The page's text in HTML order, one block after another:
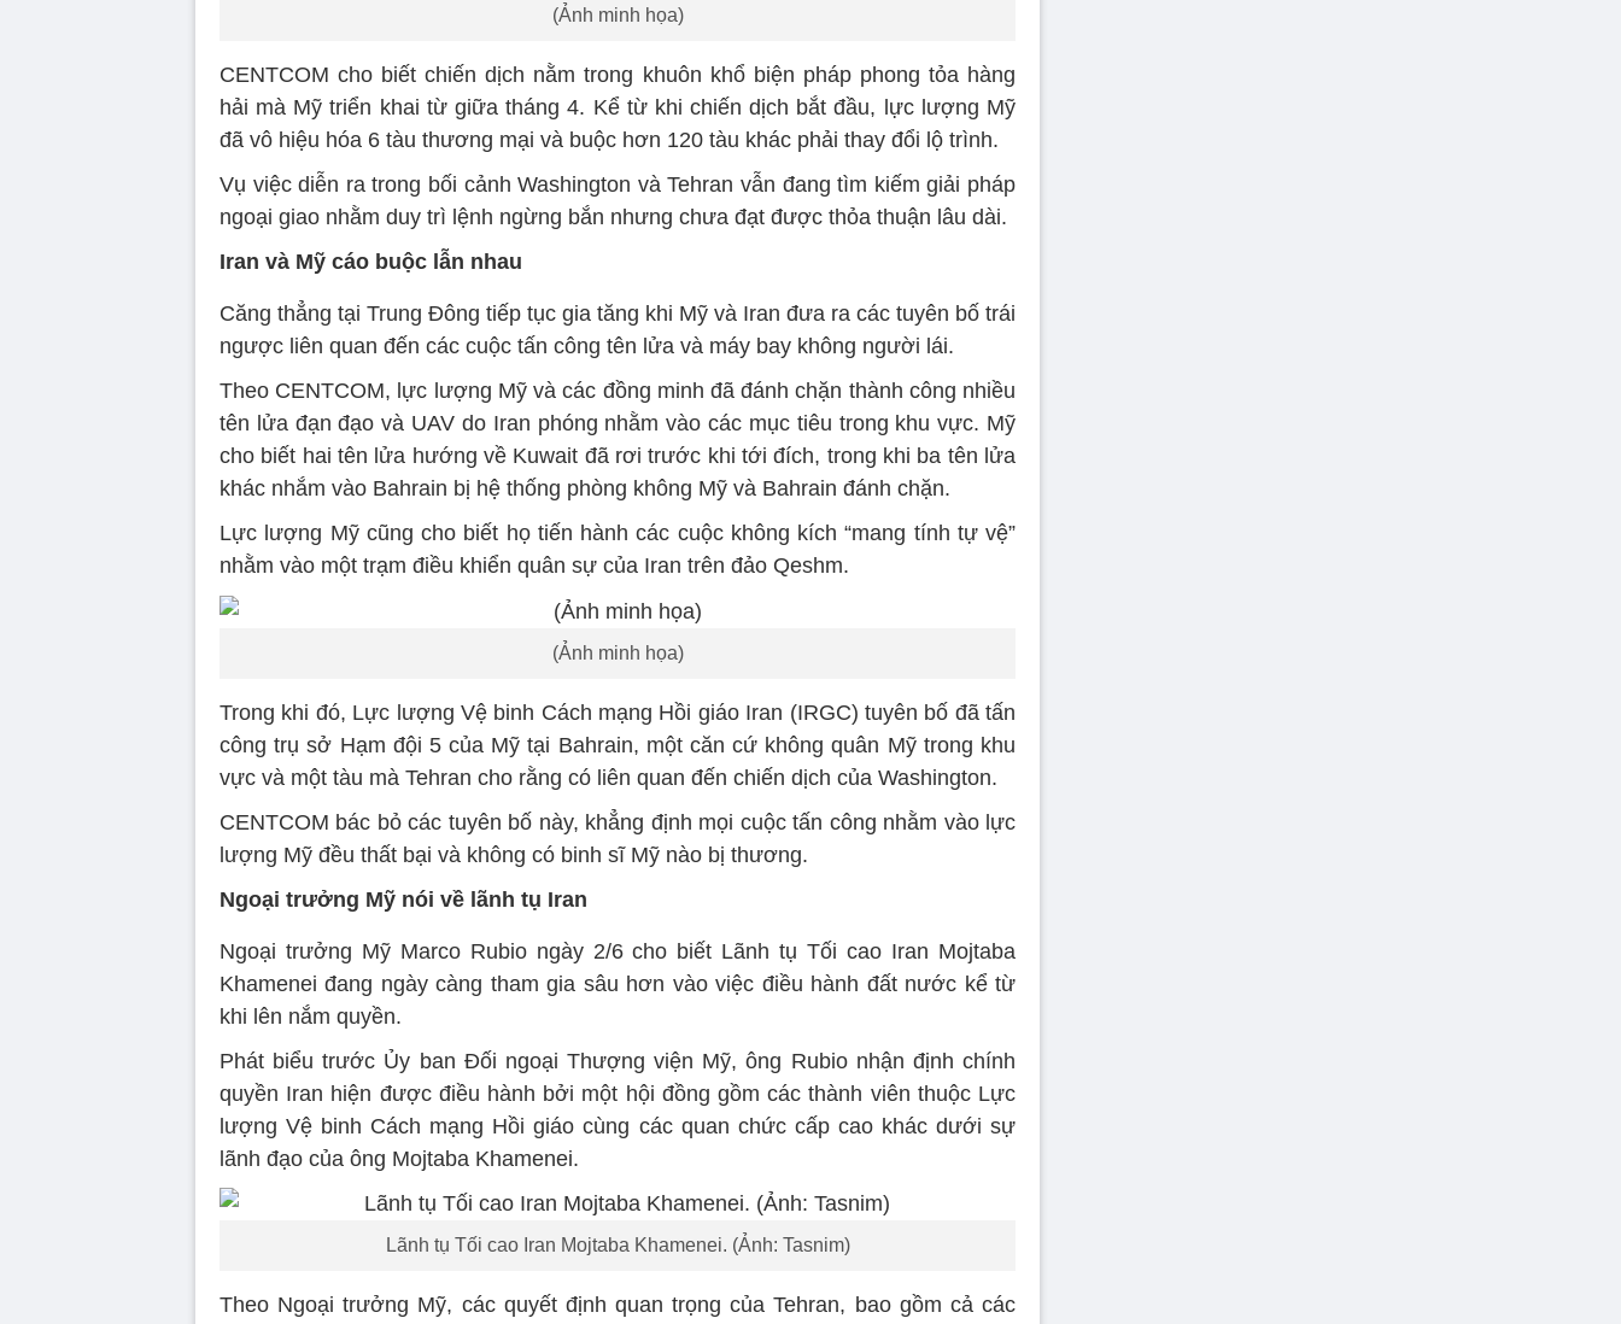
(Ảnh minh họa)
CENTCOM cho biết chiến dịch nằm trong khuôn khổ biện pháp phong tỏa hàng
hải mà Mỹ triển khai từ giữa tháng 4. Kể từ khi chiến dịch bắt đầu, lực lượng Mỹ
đã vô hiệu hóa 6 tàu thương mại và buộc hơn 120 tàu khác phải thay đổi lộ trình.
Vụ việc diễn ra trong bối cảnh Washington và Tehran vẫn đang tìm kiếm giải pháp
ngoại giao nhằm duy trì lệnh ngừng bắn nhưng chưa đạt được thỏa thuận lâu dài.
Iran và Mỹ cáo buộc lẫn nhau
Căng thẳng tại Trung Đông tiếp tục gia tăng khi Mỹ và Iran đưa ra các tuyên bố trái
ngược liên quan đến các cuộc tấn công tên lửa và máy bay không người lái.
Theo CENTCOM, lực lượng Mỹ và các đồng minh đã đánh chặn thành công nhiều
tên lửa đạn đạo và UAV do Iran phóng nhằm vào các mục tiêu trong khu vực. Mỹ
cho biết hai tên lửa hướng về Kuwait đã rơi trước khi tới đích, trong khi ba tên lửa
khác nhắm vào Bahrain bị hệ thống phòng không Mỹ và Bahrain đánh chặn.
Lực lượng Mỹ cũng cho biết họ tiến hành các cuộc không kích “mang tính tự vệ”
nhằm vào một trạm điều khiển quân sự của Iran trên đảo Qeshm.
(Ảnh minh họa)
Trong khi đó, Lực lượng Vệ binh Cách mạng Hồi giáo Iran (IRGC) tuyên bố đã tấn
công trụ sở Hạm đội 5 của Mỹ tại Bahrain, một căn cứ không quân Mỹ trong khu
vực và một tàu mà Tehran cho rằng có liên quan đến chiến dịch của Washington.
CENTCOM bác bỏ các tuyên bố này, khẳng định mọi cuộc tấn công nhằm vào lực
lượng Mỹ đều thất bại và không có binh sĩ Mỹ nào bị thương.
Ngoại trưởng Mỹ nói về lãnh tụ Iran
Ngoại trưởng Mỹ Marco Rubio ngày 2/6 cho biết Lãnh tụ Tối cao Iran Mojtaba
Khamenei đang ngày càng tham gia sâu hơn vào việc điều hành đất nước kể từ
khi lên nắm quyền.
Phát biểu trước Ủy ban Đối ngoại Thượng viện Mỹ, ông Rubio nhận định chính
quyền Iran hiện được điều hành bởi một hội đồng gồm các thành viên thuộc Lực
lượng Vệ binh Cách mạng Hồi giáo cùng các quan chức cấp cao khác dưới sự
lãnh đạo của ông Mojtaba Khamenei.
Lãnh tụ Tối cao Iran Mojtaba Khamenei. (Ảnh: Tasnim)
Theo Ngoại trưởng Mỹ, các quyết định quan trọng của Tehran, bao gồm cả các